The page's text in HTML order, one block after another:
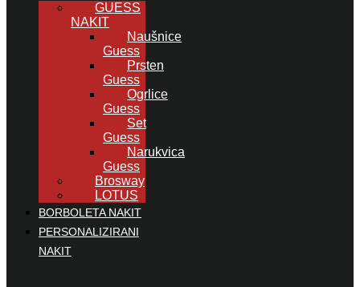
GUESS
NAKIT
Naušnice
Guess
Prsten
Guess
Ogrlice
Guess
Set
Guess
Narukvica
Guess
Brosway
LOTUS
BORBOLETA NAKIT
PERSONALIZIRANI
NAKIT